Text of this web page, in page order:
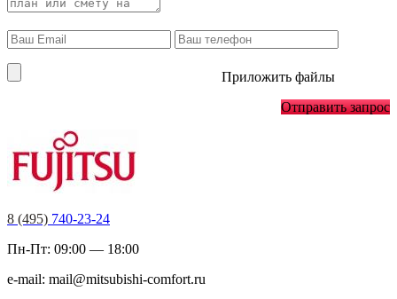
Приложить файлы
Отправить запрос
8 (495) 740-23-24
Пн-Пт: 09:00 — 18:00
e-mail: mail@mitsubishi-comfort.ru